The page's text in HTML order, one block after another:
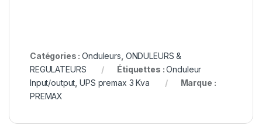
Catégories :Onduleurs ONDULEURS &
REGULATEURS
Étiquettes :Onduleur
Input/output ,UPS premax 3 Kva
Marque :
PREMAX